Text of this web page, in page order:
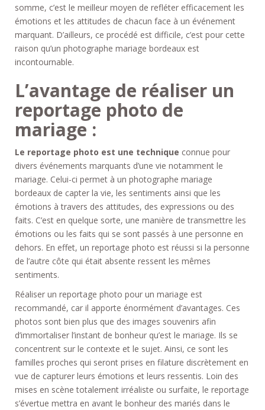
somme, c’est le meilleur moyen de refléter efficacement les
émotions et les attitudes de chacun face à un événement
marquant. D’ailleurs, ce procédé est difficile, c’est pour cette
raison qu’un photographe mariage bordeaux est
incontournable.
L’avantage de réaliser un
reportage photo de
mariage :
Le reportage photo est une technique connue pour
divers événements marquants d’une vie notamment le
mariage. Celui-ci permet à un photographe mariage
bordeaux de capter la vie, les sentiments ainsi que les
émotions à travers des attitudes, des expressions ou des
faits. C’est en quelque sorte, une manière de transmettre les
émotions ou les faits qui se sont passés à une personne en
dehors. En effet, un reportage photo est réussi si la personne
de l’autre côte qui était absente ressent les mêmes
sentiments.
Réaliser un reportage photo pour un mariage est
recommandé, car il apporte énormément d’avantages. Ces
photos sont bien plus que des images souvenirs afin
d’immortaliser l’instant de bonheur qu’est le mariage. Ils se
concentrent sur le contexte et le sujet. Ainsi, ce sont les
familles proches qui seront prises en filature discrètement en
vue de capturer leurs émotions et leurs ressentis. Loin des
mises en scène totalement irréaliste ou surfaite, le reportage
s’évertue mettra en avant le bonheur des mariés dans le